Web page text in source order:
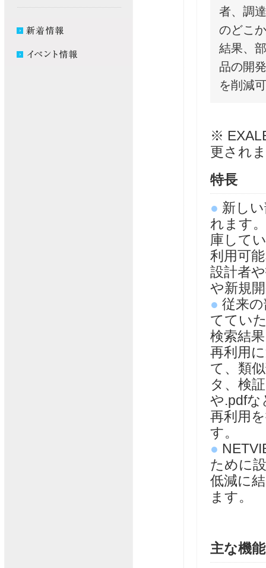
者、調
のどこ
結果、
品の開
を削減
※
更され
特長
● 新し
れます
庫して
利用可
設計者
や新規
● 従来
ててい
検索結
再利用
て、類
タ、検
や.pdfな
再利用
す。
●
ために
低減に
ます。
主な機能